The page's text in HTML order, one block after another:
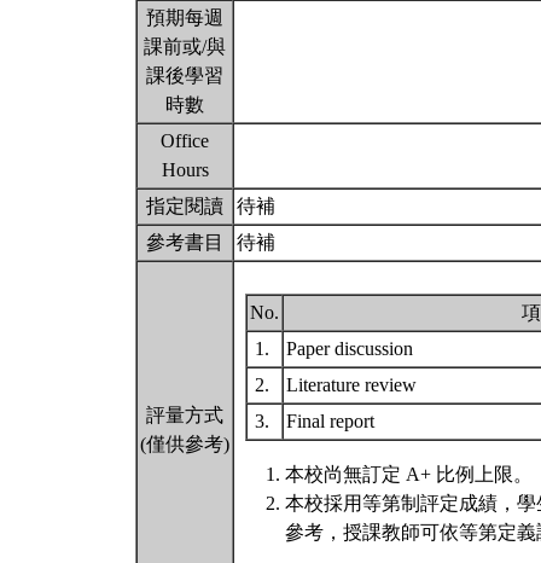
預期每週
課前或/與
課後學習
時數
Office
Hours
指定閱讀
待補
參考書目
待補
評量方式
(僅供參考)
No.
1.
Paper discussion
2.
Literature review
3.
Final report
本校尚無訂定 A+ 比例上限。
本校採用等第制評定成績，
參考，授課教師可依等第定